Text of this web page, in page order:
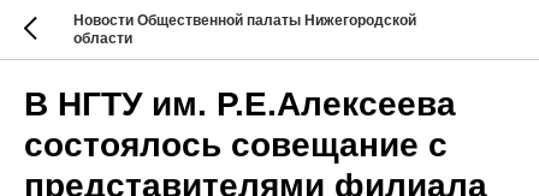
Новости Общественной палаты Нижегородской
области
В НГТУ им. Р.Е.Алексеева
состоялось совещание с
представителями филиала